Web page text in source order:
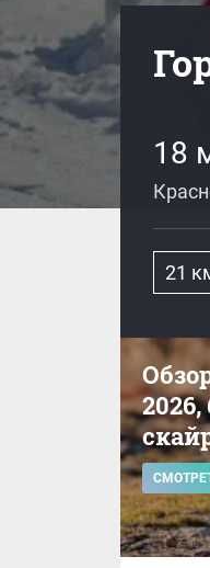
18
21